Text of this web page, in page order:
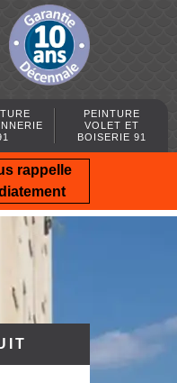
PEINTURE
VOLET ET
BOISERIE 91
rappelle